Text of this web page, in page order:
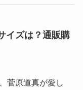
イズは？通販購
菅原道真が愛し